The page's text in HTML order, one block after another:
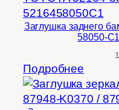
Заглушка заднего
58050-
Подробнее